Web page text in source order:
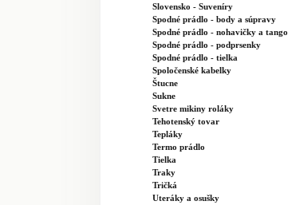
Slovensko - Suveníry
Spodné prádlo - body a súpravy
Spodné prádlo - nohavičky a tango
Spodné prádlo - podprsenky
Spodné prádlo - tielka
Spoločenské kabelky
Štucne
Sukne
Svetre mikiny roláky
Tehotenský tovar
Tepláky
Termo prádlo
Tielka
Traky
Tričká
Uteráky a osušky